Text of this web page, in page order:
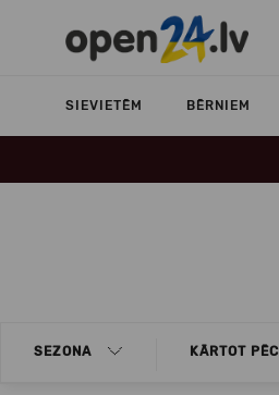
SIEVIETĒM BĒRNIEM
SEZONA KĀRTOT PĒC